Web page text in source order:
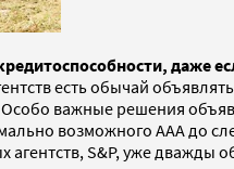
даже
есть обычай
Особо важные решения
возможного AAA до
S&P, уже дважды